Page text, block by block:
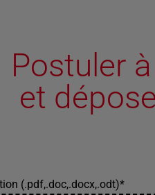
Postuler
et
(.pdf,.doc,.docx,.odt)*